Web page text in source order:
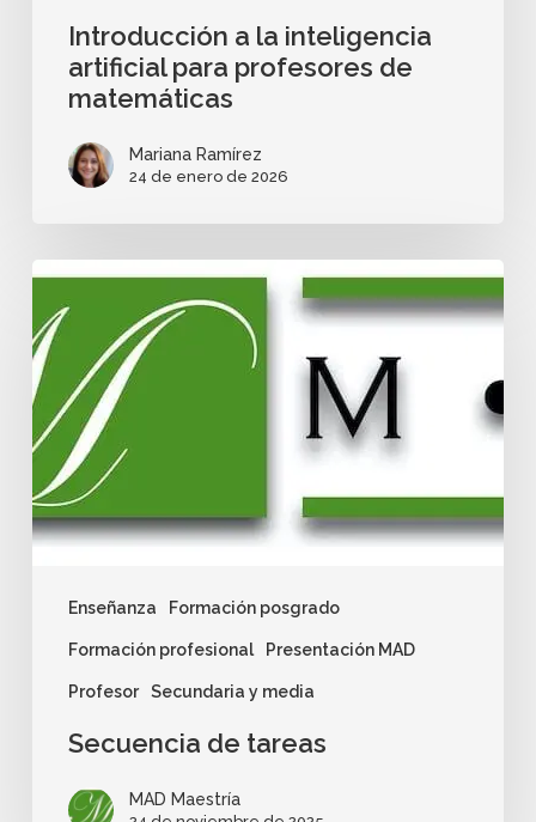
Introducción a la inteligencia
artificial para profesores de
matemáticas
Mariana Ramírez
24 de enero de 2026
Enseñanza Formación posgrado
Formación profesional Presentación MAD
Profesor Secundaria y media
Secuencia de tareas
MAD Maestría